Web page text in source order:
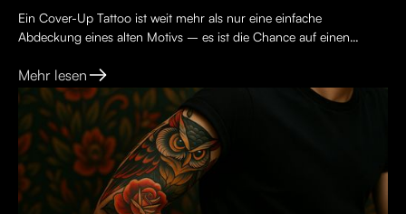
Ein Cover-Up Tattoo ist weit mehr als nur eine einfache
Abdeckung eines alten Motivs – es ist die Chance auf einen
Mehr lesen